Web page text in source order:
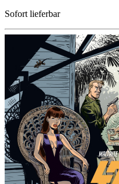
Sofort lieferbar